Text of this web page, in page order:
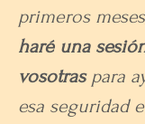
primeros
haré una
vosotraspara
esa seguridad